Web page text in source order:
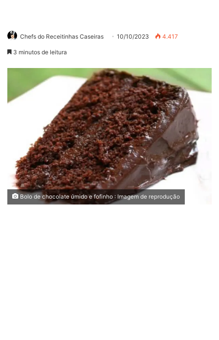
Chefs do Receitinhas Caseiras 10/10/2023 4.417
3 minutos de leitura
Bolo de chocolate úmido e fofinho : Imagem de reprodução